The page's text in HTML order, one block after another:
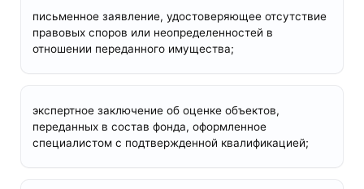
письменное заявление, удостоверяющее отсутствие
правовых споров или неопределенностей в
отношении переданного имущества;
экспертное заключение об оценке объектов,
переданных в состав фонда, оформленное
специалистом с подтвержденной квалификацией;